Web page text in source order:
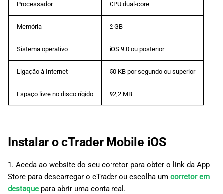
Processador CPU dual-core
Memória 2 GB
Sistema operativo iOS 9.0 ou posterior
Ligação à Internet 50 KB por segundo ou superior
Espaço livre no disco rígido 92,2 MB
Instalar o cTrader Mobile iOS
1. Aceda ao website do seu corretor para obter o link da App
Store para descarregar o cTrader ou escolha um corretor em
destaque para abrir uma conta real.